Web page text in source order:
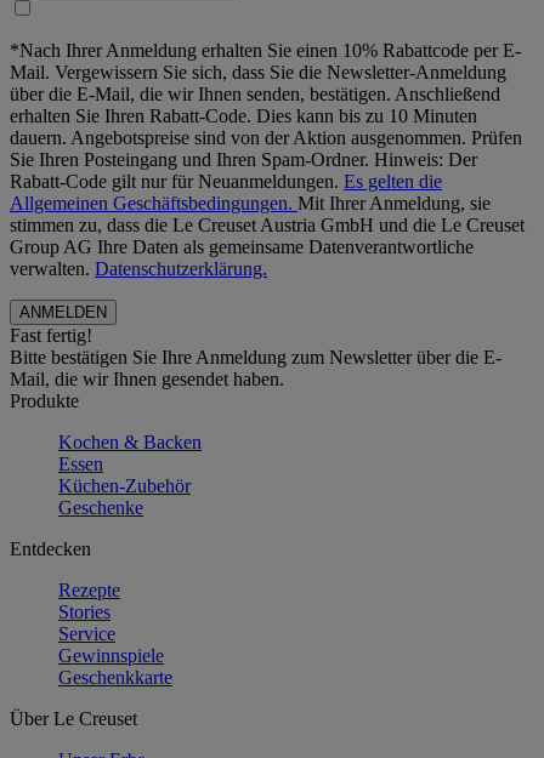
*Nach Ihrer Anmeldung erhalten Sie einen 10% Rabattcode per E-
Mail. Vergewissern Sie sich, dass Sie die Newsletter-Anmeldung
über die E-Mail, die wir Ihnen senden, bestätigen. Anschließend
erhalten Sie Ihren Rabatt-Code. Dies kann bis zu 10 Minuten
dauern. Angebotspreise sind von der Aktion ausgenommen. Prüfen
Sie Ihren Posteingang und Ihren Spam-Ordner. Hinweis: Der
Rabatt-Code gilt nur für Neuanmeldungen. Es gelten die
Allgemeinen Geschäftsbedingungen. Mit Ihrer Anmeldung, sie
stimmen zu, dass die Le Creuset Austria GmbH und die Le Creuset
Group AG Ihre Daten als gemeinsame Datenverantwortliche
verwalten. Datenschutzerklärung.
Fast fertig!
Bitte bestätigen Sie Ihre Anmeldung zum Newsletter über die E-
Mail, die wir Ihnen gesendet haben.
Produkte
Kochen & Backen
Essen
Küchen-Zubehör
Geschenke
Entdecken
Rezepte
Stories
Service
Gewinnspiele
Geschenkkarte
Über Le Creuset